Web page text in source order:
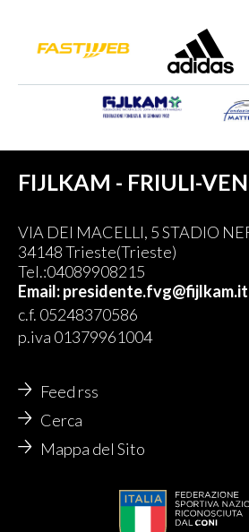
FIJLKAM - FRIULI-
VIA DEI MACELLI, 5 STADIO
34148 Trieste(Trieste)
Tel.:04089908215
Email: presidente.fvg@fijlkam.it
c.f. 05248370586
p.iva 01379961004
Feed rss
Cerca
Mappa del Sito